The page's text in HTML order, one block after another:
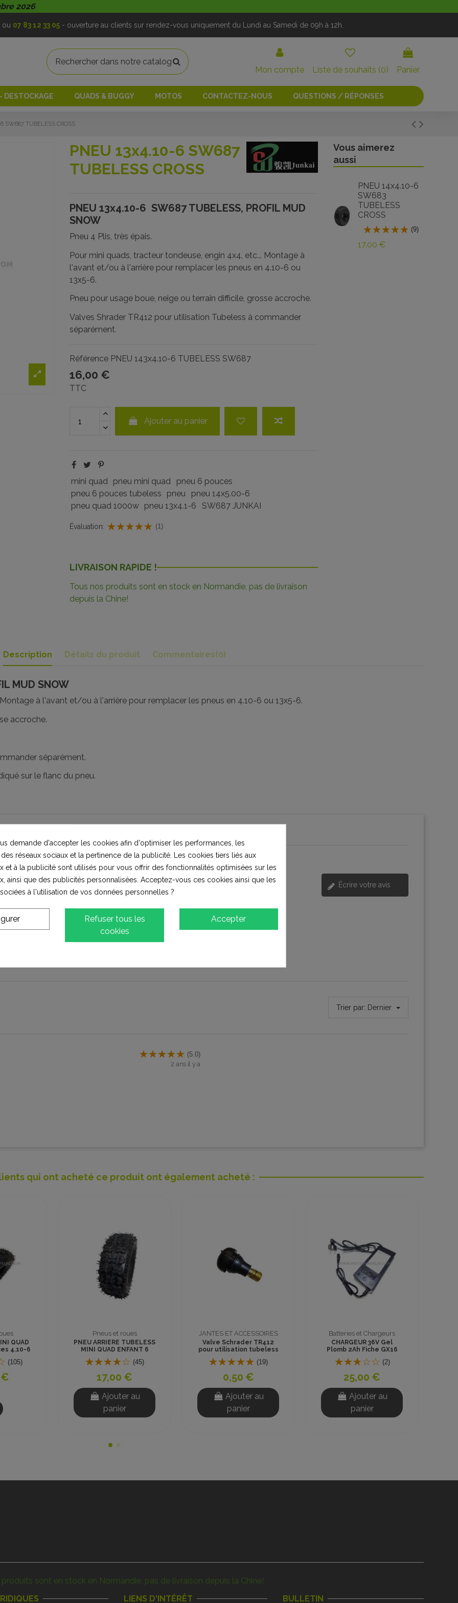
2026
ou 07 83 12 33 05- ouverture au clients sur rendez-vous uniquement du Lundi au Samedi de 09h à 12h.
Mon compte Liste de souhaits (0) Panier
DESTOCKAGE QUADS & BUGGY MOTOS CONTACTEZ-NOUS QUESTIONS / RÉPONSES
SW687 TUBELESS CROSS
PNEU 13x4.10-6 SW687
TUBELESS CROSS
PNEU 13x4.10-6 SW687 TUBELESS, PROFIL MUD
SNOW
Pneu 4 Plis, très épais.
Pour mini quads, tracteur tondeuse, engin 4x4, etc... Montage à
l'avant et/ou à l'arrière pour remplacer les pneus en 4.10-6 ou
13x5-6.
Pneu pour usage boue, neige ou terrain difficile, grosse accroche.
Valves Shrader TR412 pour utilisation Tubeless à commander
séparément.
Référence PNEU 143x4.10-6 TUBELESS SW687
16,00 €
TTC
Ajouter au panier
mini quad pneu mini quad
pneu 6 pouces
pneu 6 pouces tubeless
pneu
pneu 14x5.00-6
pneu quad 1000w pneu 13x4.1-6 SW687 JUNKAI
Évaluation: (1)
LIVRAISON RAPIDE !
Tous nos produits sont en stock en Normandie, pas de livraison
depuis la Chine!
Vous aimerez
aussi
PNEU 14x4.10-6
SW683
TUBELESS
CROSS
(9)
17,00 €
Description Détails du produit Commentaires(0)
MUD SNOW
à l'avant et/ou à l'arrière pour remplacer les pneus en 4.10-6 ou 13x5-6.
accroche.
séparément.
sur le flanc du pneu.
1
Bon 0
Moyen 0
0
Écrire votre avis
Trier par: Dernier
(5.0)
2 ans il y a
qui ont acheté ce produit ont également acheté :
Gel
GX16
(2)
€
Pneus et roues
4 Chambres a air 6
pouces mini quad
(16)
8,00 €
Ajouter au
panier
JANTES ET ACCESSOIRES
BOUCHONS CAPUCHONS
VALVES SCHRADER
(1)
0,50 €
Ajouter au
panier
Batteries et Chargeurs
BATTERIES AGM VRLA
12V15AH 6-DZM DZF TNE
(LOT DE 3)
(29)
99,00 €
Ajouter au
panier
produits sont en stock en Normandie, pas de livraison depuis la Chine!
LIENS D'INTÉRÊT BULLETIN
demande d'accepter les cookies afin d'optimiser les performances, les
réseaux sociaux et la pertinence de la publicité. Les cookies tiers liés aux
et à la publicité sont utilisés pour vous offrir des fonctionnalités optimisées sur les
ainsi que des publicités personnalisées. Acceptez-vous ces cookies ainsi que les
à l'utilisation de vos données personnelles ?
Accepter
Refuser tous les
cookies